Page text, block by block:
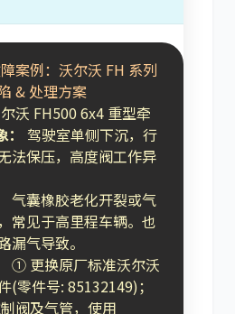
案例：沃尔沃 FH 系列
& 处理方案
沃 FH500 6x4 重型牵
驾驶室单侧下沉，行
法保压，高度阀工作异
气囊橡胶老化开裂或气
常见于高里程车辆。也
漏气导致。
① 更换原厂标准沃尔沃
(零件号: 85132149)；
阀及气管，使用